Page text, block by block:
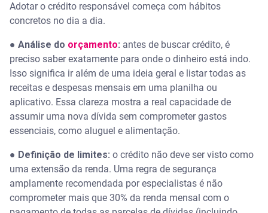
Como usar o crédito de forma responsável?
Como é descontado o CDC automático?
Quais são os tipos de crédito?
Qual o objetivo da garantia do crédito responsável?
Como saber se o empréstimo da carteira digital foi
Adotar o crédito responsável começa com hábitos
concretos no dia a dia.
● Análise do orçamento: antes de buscar crédito, é
preciso saber exatamente para onde o dinheiro está indo.
Isso significa ir além de uma ideia geral e listar todas as
receitas e despesas mensais em uma planilha ou
aplicativo. Essa clareza mostra a real capacidade de
assumir uma nova dívida sem comprometer gastos
essenciais, como aluguel e alimentação.
● Definição de limites: o crédito não deve ser visto como
uma extensão da renda. Uma regra de segurança
amplamente recomendada por especialistas é não
comprometer mais que 30% da renda mensal com o